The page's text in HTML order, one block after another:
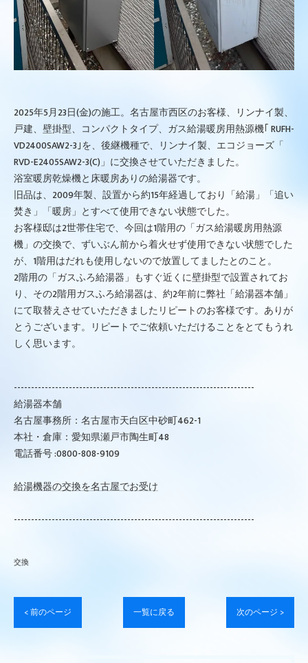
2025年5月23日(金)の施工。名古屋市西区のお客様、リンナイ製、
戸建、壁掛型、コンパクトタイプ、ガス給湯暖房用熱源機｢ RUFH-
VD2400SAW2-3｣を、後継機種で、リンナイ製、エコジョーズ「
RVD-E2405SAW2-3(C)」に交換させていただきました。
浴室暖房乾燥機と床暖房ありの給湯器です。
旧品は、2009年製、設置から約15年経過しており「給湯」「追い
焚き」「暖房」とすべて使用できない状態でした。
お客様邸は2世帯住宅で、今回は1階用の「ガス給湯暖房用熱源
機」の交換で、ずいぶん前から着火せず使用できない状態でした
が、1階用はだれも使用しないので放置してましたとのこと。
2階用の「ガスふろ給湯器」もすぐ近くに壁掛型で設置されてお
り、その2階用ガスふろ給湯器は、約2年前に弊社「給湯器本舗」
にて取替えさせていただきましたリピートのお客様です。ありが
とうございます。リピートでご依頼いただけることをとてもうれ
しく思います。
----------------------------------------------------------------------
給湯器本舗
名古屋事務所：名古屋市天白区中砂町462-1
本社・倉庫：愛知県瀬戸市陶生町48
電話番号 :0800-808-9109
給湯機器の交換を名古屋でお受け
----------------------------------------------------------------------
交換
< 前のページ 一覧に戻る 次のページ >